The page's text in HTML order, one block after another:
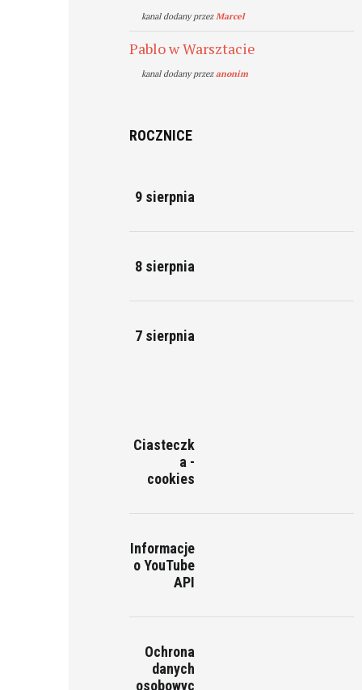
kanal dodany przezMarcel
Pablo w Warsztacie
kanal dodany przezanonim
ROCZNICE
9 sierpnia
8 sierpnia
7 sierpnia
Ciasteczk
a -
cookies
Informacje
o YouTube
API
Ochrona
danych
osobowyc